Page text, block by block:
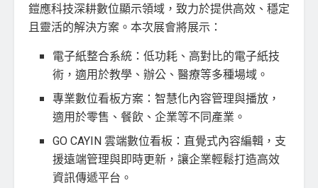
鎧應科技深耕數位顯示領域，致力於提供高效、穩定
且靈活的解決方案。本次展會將展示：
電子紙整合系統：低功耗、高對比的電子紙技
術，適用於教學、辦公、醫療等多種場域。
專業數位看板方案：智慧化內容管理與播放，
適用於零售、餐飲、企業等不同產業。
GO CAYIN 雲端數位看板：直覺式內容編輯，支
援遠端管理與即時更新，讓企業輕鬆打造高效
資訊傳遞平台。